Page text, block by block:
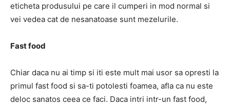
eticheta produsului pe care il cumperi in mod normal si
vei vedea cat de nesanatoase sunt mezelurile.
Fast food
Chiar daca nu ai timp si iti este mult mai usor sa opresti la
primul fast food si sa-ti potolesti foamea, afla ca nu este
deloc sanatos ceea ce faci. Daca intri intr-un fast food,